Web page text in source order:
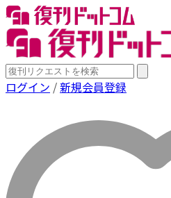
ログイン /新規会員登録